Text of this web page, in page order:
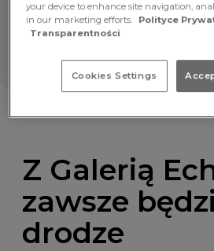
Z Galerią
zawsze
drodze
your device to enhance site navigation,
in our marketing efforts.
Polityce
Transparentności
Cookies Settings